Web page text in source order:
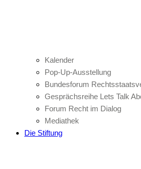
Kalender
Pop-Up-Ausstellung
Bundesforum
Gesprächsreihe Lets Talk
Forum Recht im Dialog
Mediathek
Die Stiftung